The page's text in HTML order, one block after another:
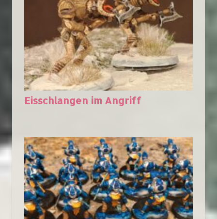
Eisschlangen im Angriff